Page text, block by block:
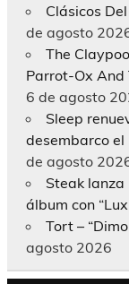
Clásicos
de agosto
The
Parrot-Ox And
6 de agosto
Sleep
desembarco el
de agosto
Steak
álbum con
Tort –
agosto 2026